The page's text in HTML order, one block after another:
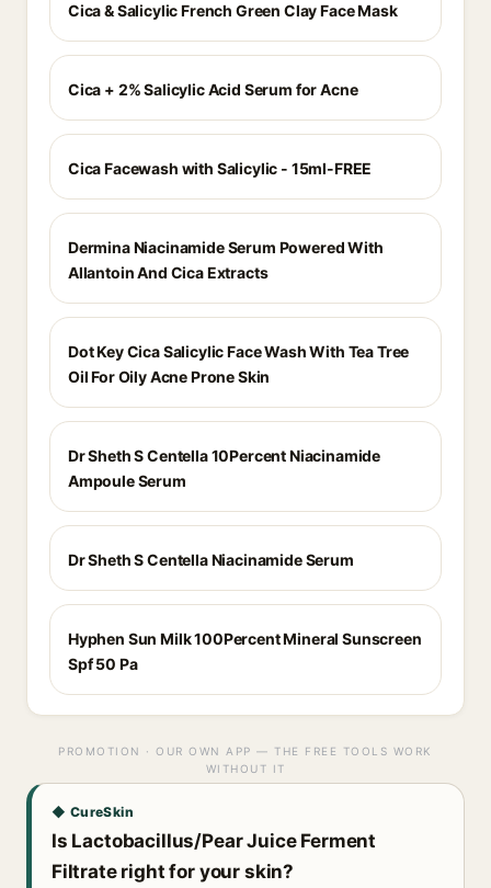
Cica & Salicylic French Green Clay Face Mask
Cica + 2% Salicylic Acid Serum for Acne
Cica Facewash with Salicylic - 15ml-FREE
Dermina Niacinamide Serum Powered With
Allantoin And Cica Extracts
Dot Key Cica Salicylic Face Wash With Tea Tree
Oil For Oily Acne Prone Skin
Dr Sheth S Centella 10Percent Niacinamide
Ampoule Serum
Dr Sheth S Centella Niacinamide Serum
Hyphen Sun Milk 100Percent Mineral Sunscreen
Spf 50 Pa
PROMOTION · OUR OWN APP — THE FREE TOOLS WORK
WITHOUT IT
◆ CureSkin
Is Lactobacillus/Pear Juice Ferment
Filtrate right for your skin?